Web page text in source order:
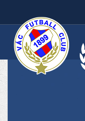
FŐOLDAL
KLUB